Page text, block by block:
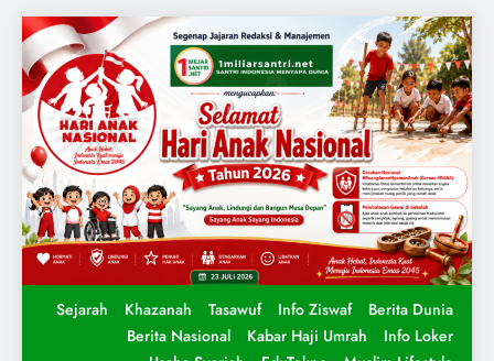
Sejarah Khazanah Tasawuf Info Ziswaf
Berita Dunia
Berita Nasional
Kabar Haji Umrah
Info Loker